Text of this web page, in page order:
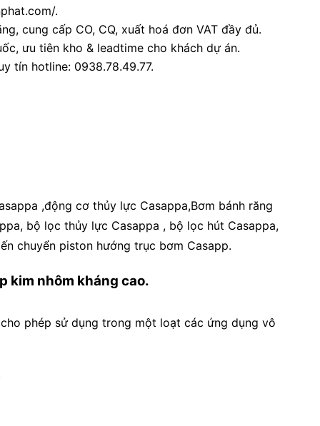
.
cung cấp CO, CQ, xuất hoá đơn VAT đầy đủ.
ưu tiên kho & leadtime cho khách dự án.
tín hotline: 0938.78.49.77.
,động cơ thủy lực Casappa,Bơm bánh răng
bộ lọc thủy lực Casappa , bộ lọc hút Casappa,
chuyển piston hướng trục bơm Casapp.
kim nhôm kháng cao.
phép sử dụng trong một loạt các ứng dụng vô